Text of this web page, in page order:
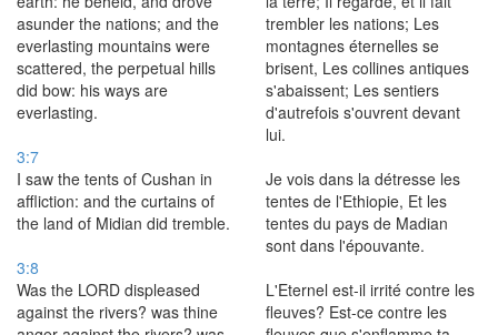
asunder the nations; and the
everlasting mountains were
scattered, the perpetual hills
did bow: his ways are
everlasting.
trembler les nations; Les
montagnes éternelles se
brisent, Les collines antiques
s'abaissent; Les sentiers
d'autrefois s'ouvrent devant
lui.
3:7
I saw the tents of Cushan in
affliction: and the curtains of
the land of Midian did tremble.
Je vois dans la détresse les
tentes de l'Ethiopie, Et les
tentes du pays de Madian
sont dans l'épouvante.
3:8
Was the LORD displeased
against the rivers? was thine
L'Eternel est-il irrité contre les
fleuves? Est-ce contre les